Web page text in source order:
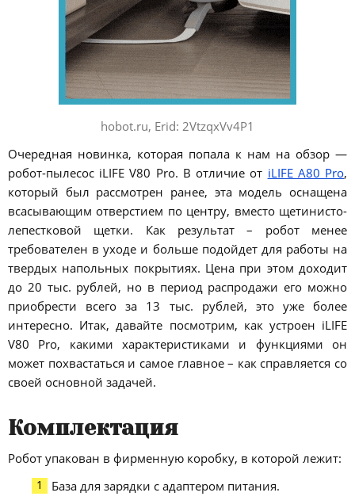
hobot.ru, Erid: 2VtzqxVv4P1
Очередная новинка, которая попала к нам на обзор —
робот-пылесос iLIFE V80 Pro. В отличие от iLIFE A80 Pro,
который был рассмотрен ранее, эта модель оснащена
всасывающим отверстием по центру, вместо щетинисто-
лепестковой щетки. Как результат – робот менее
требователен в уходе и больше подойдет для работы на
твердых напольных покрытиях. Цена при этом доходит
до 20 тыс. рублей, но в период распродажи его можно
приобрести всего за 13 тыс. рублей, это уже более
интересно. Итак, давайте посмотрим, как устроен iLIFE
V80 Pro, какими характеристиками и функциями он
может похвастаться и самое главное – как справляется со
своей основной задачей.
Комплектация
Робот упакован в фирменную коробку, в которой лежит:
База для зарядки с адаптером питания.